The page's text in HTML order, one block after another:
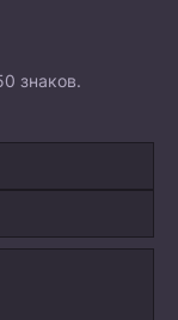
знаков.